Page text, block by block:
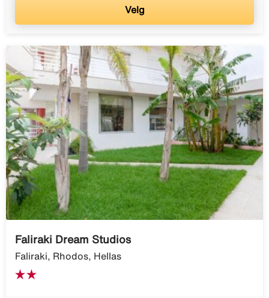
Velg
Faliraki Dream Studios
Faliraki, Rhodos, Hellas